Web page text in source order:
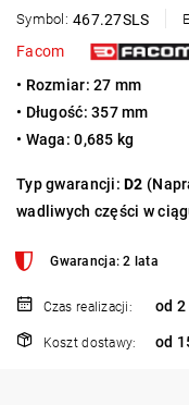
Symbol: 467.27SLS
Facom
• Rozmiar: 27 mm
• Długość: 357 mm
• Waga: 0,685 kg
Typ gwarancji:D2
wadliwych części w
Gwarancja: 2 lata
Czas realizacji: od 2
Koszt dostawy: od